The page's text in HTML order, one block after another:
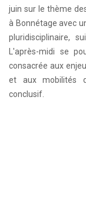
juin sur le thème
à Bonnétage avec
pluridisciplinaire,
L'après-midi se
consacrée aux
et aux mobilités
conclusif.